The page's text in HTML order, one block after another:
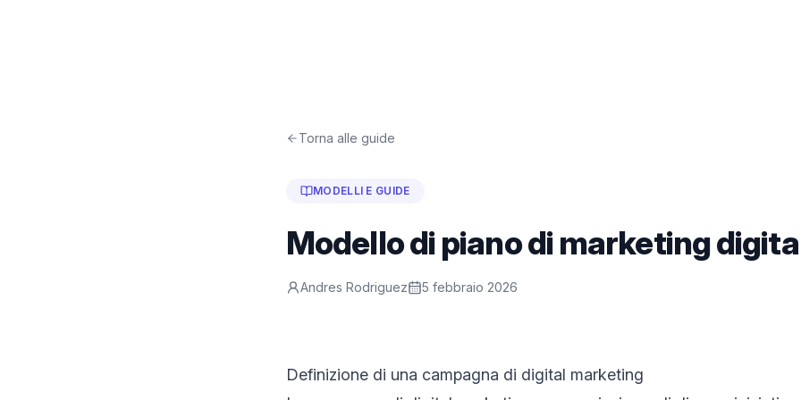
Torna alle guide
MODELLI E GUIDE
Modello di piano di marketing
Andres Rodriguez 5 febbraio 2026
Definizione di una campagna di digital marketing